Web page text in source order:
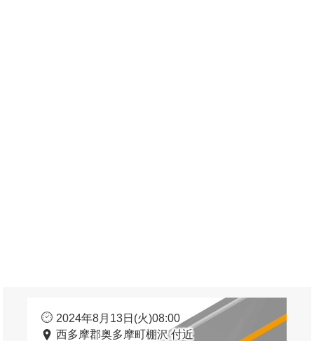
2024年8月13日(火)08:00
西多摩郡奥多摩町棚沢 付近